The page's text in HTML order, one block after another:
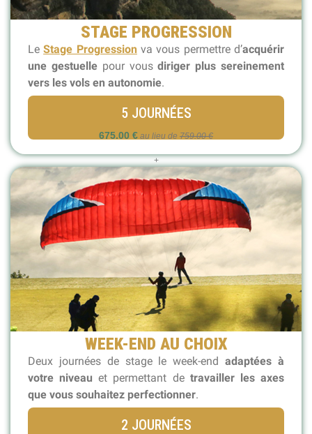
STAGE PROGRESSION
LeStage Progression va vous permettre d’acquérir
une gestuellepour vousdiriger plus sereinement
vers les vols en autonomie.
5 JOURNÉES
675.00 € au lieu de 759.00 €
+
WEEK-END AU CHOIX
Deux journées de stage le week-endadaptées à
votre niveau et permettant detravailler les axes
que vous souhaitez perfectionner.
2 JOURNÉES